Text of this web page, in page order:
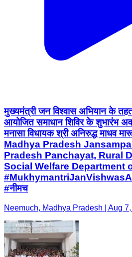
मुख्यमंत्री जन विश्वास अभियान के
आयोजित समाधान शिविर के शुभारंभ
मनासा विधायक श्री अनिरुद्ध माधव
Madhya Pradesh
Pradesh Panchayat, Rural
Social Welfare Department
#नीमच
Neemuch, Madhya Pradesh | Aug